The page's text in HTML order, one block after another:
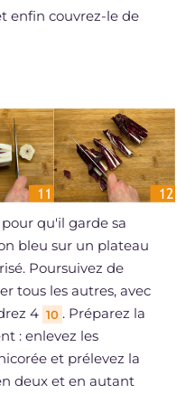
enfin couvrez-le de
qu'il garde sa
bleu sur un plateau
Poursuivez de
tous les autres, avec
4 10 . Préparez la
: enlevez les
et prélevez la
deux et en autant